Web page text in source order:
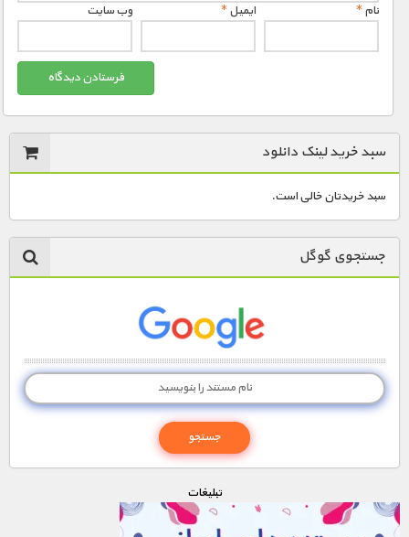
نام* ایمیل* وب‌ سایت
سبد خرید لینک دانلود
سبد خریدتان خالی است.
جستجوی گوگل
تبليغات